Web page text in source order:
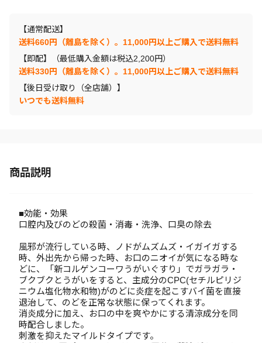
【通常配送】
送料660円（離島を除く）。11,000円以上ご購入で送料無料
【即配】（最低購入金額は税込2,200円）
送料330円（離島を除く）。11,000円以上ご購入で送料無料
【後日受け取り（全店舗）】
いつでも送料無料
商品説明
■効能・効果
口腔内及びのどの殺菌・消毒・洗浄、口臭の除去
風邪が流行している時、ノドがムズムズ・イガイガする
時、外出先から帰った時、お口のニオイが気になる時な
どに、「新コルゲンコーワうがいぐすり」でガラガラ・
ブクブクとうがいをすると、主成分のCPC(セチルピリジ
ニウム塩化物水和物)がのどに炎症を起こすバイ菌を直接
退治して、のどを正常な状態に保ってくれます。
消炎成分に加え、お口の中を爽やかにする清涼成分を同
時配合しました。
刺激を抑えたマイルドタイプです。